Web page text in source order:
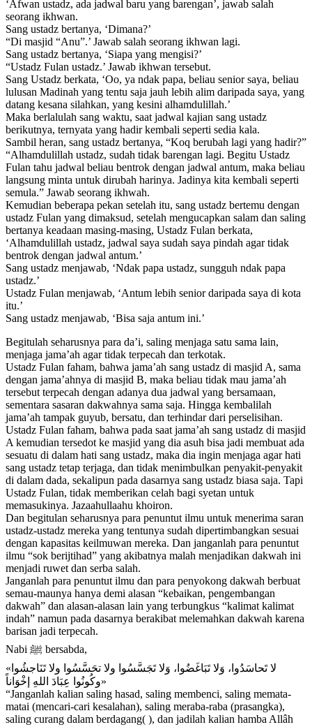
‘Afwan ustadz, ada jadwal baru yang barengan’, jawab salah
seorang ikhwan.
Sang ustadz bertanya, ‘Dimana?’
“Di masjid “Anu”.’ Jawab salah seorang ikhwan lagi.
Sang ustadz bertanya, ‘Siapa yang mengisi?’
“Ustadz Fulan ustadz.’ Jawab ikhwan tersebut.
Sang Ustadz berkata, ‘Oo, ya ndak papa, beliau senior saya, beliau
lulusan Madinah yang tentu saja jauh lebih alim daripada saya, yang
datang kesana silahkan, yang kesini alhamdulillah.’
Maka berlalulah sang waktu, saat jadwal kajian sang ustadz
berikutnya, ternyata yang hadir kembali seperti sedia kala.
Sambil heran, sang ustadz bertanya, “Koq berubah lagi yang hadir?”
“Alhamdulillah ustadz, sudah tidak barengan lagi. Begitu Ustadz
Fulan tahu jadwal beliau bentrok dengan jadwal antum, maka beliau
langsung minta untuk dirubah harinya. Jadinya kita kembali seperti
semula.” Jawab seorang ikhwah.
Kemudian beberapa pekan setelah itu, sang ustadz bertemu dengan
ustadz Fulan yang dimaksud, setelah mengucapkan salam dan saling
bertanya keadaan masing-masing, Ustadz Fulan berkata,
‘Alhamdulillah ustadz, jadwal saya sudah saya pindah agar tidak
bentrok dengan jadwal antum.’
Sang ustadz menjawab, ‘Ndak papa ustadz, sungguh ndak papa
ustadz.’
Ustadz Fulan menjawab, ‘Antum lebih senior daripada saya di kota
itu.’
Sang ustadz menjawab, ‘Bisa saja antum ini.’
Begitulah seharusnya para da’i, saling menjaga satu sama lain,
menjaga jama’ah agar tidak terpecah dan terkotak.
Ustadz Fulan faham, bahwa jama’ah sang ustadz di masjid A, sama
dengan jama’ahnya di masjid B, maka beliau tidak mau jama’ah
tersebut terpecah dengan adanya dua jadwal yang bersamaan,
sementara sasaran dakwahnya sama saja. Hingga kembalilah
jama’ah tampak guyub, bersatu, dan terhindar dari perselisihan.
Ustadz Fulan faham, bahwa pada saat jama’ah sang ustadz di masjid
A kemudian tersedot ke masjid yang dia asuh bisa jadi membuat ada
sesuatu di dalam hati sang ustadz, maka dia ingin menjaga agar hati
sang ustadz tetap terjaga, dan tidak menimbulkan penyakit-penyakit
di dalam dada, sekalipun pada dasarnya sang ustadz biasa saja. Tapi
Ustadz Fulan, tidak memberikan celah bagi syetan untuk
memasukinya. Jazaahullaahu khoiron.
Dan begitulan seharusnya para penuntut ilmu untuk menerima saran
ustadz-ustadz mereka yang tentunya sudah dipertimbangkan sesuai
dengan kapasitas keilmuwan mereka. Dan janganlah para penuntut
ilmu “sok berijtihad” yang akibatnya malah menjadikan dakwah ini
menjadi ruwet dan serba salah.
Janganlah para penuntut ilmu dan para penyokong dakwah berbuat
semau-maunya hanya demi alasan “kebaikan, pengembangan
dakwah” dan alasan-alasan lain yang terbungkus “kalimat kalimat
indah” namun pada dasarnya berakibat melemahkan dakwah karena
barisan jadi terpecah.
Nabi ﷺ bersabda,
«لا تَحاسَدُوا، وَلا تَبَاغَضُوا، وَلا تَجَسَّسُوا ولا تحَسَّسُوا ولا تَنَاجشُوا
وكُونُوا عِبَادَ اللهِ إخْوَاناً»
“Janganlah kalian saling hasad, saling membenci, saling memata-
matai (mencari-cari kesalahan), saling meraba-raba (prasangka),
saling curang dalam berdagang( ), dan jadilah kalian hamba Allâh